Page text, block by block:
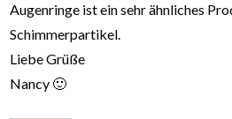
Augenringe ist ein sehr ähnliches
Schimmerpartikel.
Liebe Grüße
Nancy 🙂